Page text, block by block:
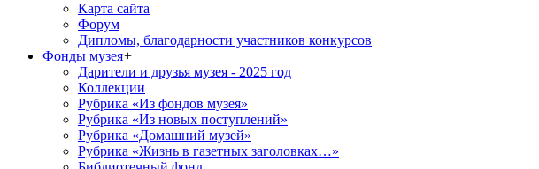
Карта сайта
Форум
Дипломы, благодарности участников конкурсов
Фонды музея+
Дарители и друзья музея - 2025 год
Коллекции
Рубрика «Из фондов музея»
Рубрика «Из новых поступлений»
Рубрика «Домашний музей»
Рубрика «Жизнь в газетных заголовках…»